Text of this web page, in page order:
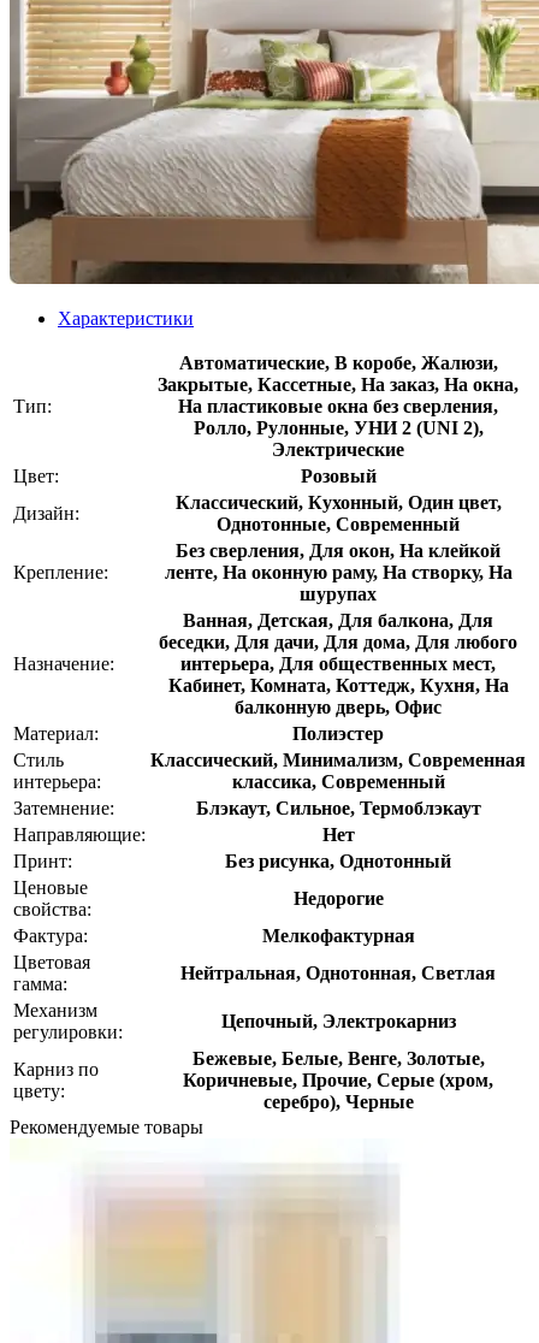
Характеристики
Тип:
Автоматические, В коробе, Жалюзи,
Закрытые, Кассетные, На заказ, На окна,
На пластиковые окна без сверления,
Ролло, Рулонные, УНИ 2 (UNI 2),
Электрические
Цвет:
Розовый
Дизайн:
Классический, Кухонный, Один цвет,
Однотонные, Современный
Крепление:
Без сверления, Для окон, На клейкой
ленте, На оконную раму, На створку, На
шурупах
Назначение:
Ванная, Детская, Для балкона, Для
беседки, Для дачи, Для дома, Для любого
интерьера, Для общественных мест,
Кабинет, Комната, Коттедж, Кухня, На
балконную дверь, Офис
Материал:
Полиэстер
Стиль
интерьера:
Классический, Минимализм, Современная
классика, Современный
Затемнение:
Блэкаут, Сильное, Термоблэкаут
Направляющие:
Нет
Принт:
Без рисунка, Однотонный
Ценовые
свойства:
Недорогие
Фактура:
Мелкофактурная
Цветовая
гамма:
Нейтральная, Однотонная, Светлая
Механизм
регулировки:
Цепочный, Электрокарниз
Карниз по
цвету:
Бежевые, Белые, Венге, Золотые,
Коричневые, Прочие, Серые (хром,
серебро), Черные
Рекомендуемые товары